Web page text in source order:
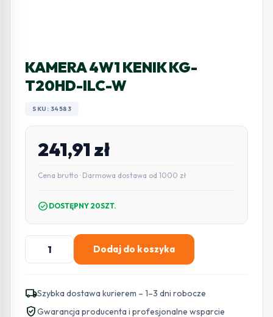
KAMERA 4W1 KENIK KG-
T20HD-ILC-W
SKU: 34583
241,91 zł
Cena brutto · Darmowa dostawa od 1000 zł
check_circle DOSTĘPNY 20SZT.
ilość
KAMERA
KENIK
KG-
Dodaj do koszyka
local_shippingSzybka dostawa kurierem – 1–3 dni robocze
verified_userGwarancja producenta i profesjonalne wsparcie